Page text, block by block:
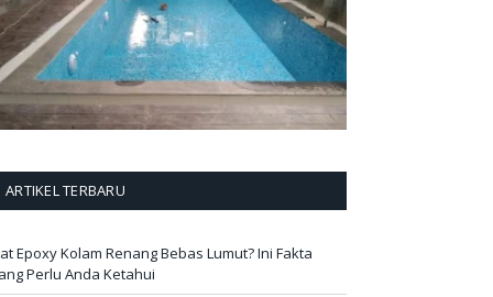
ARTIKEL TERBARU
Epoxy Kolam Renang Bebas Lumut? Ini Fakta
Perlu Anda Ketahui